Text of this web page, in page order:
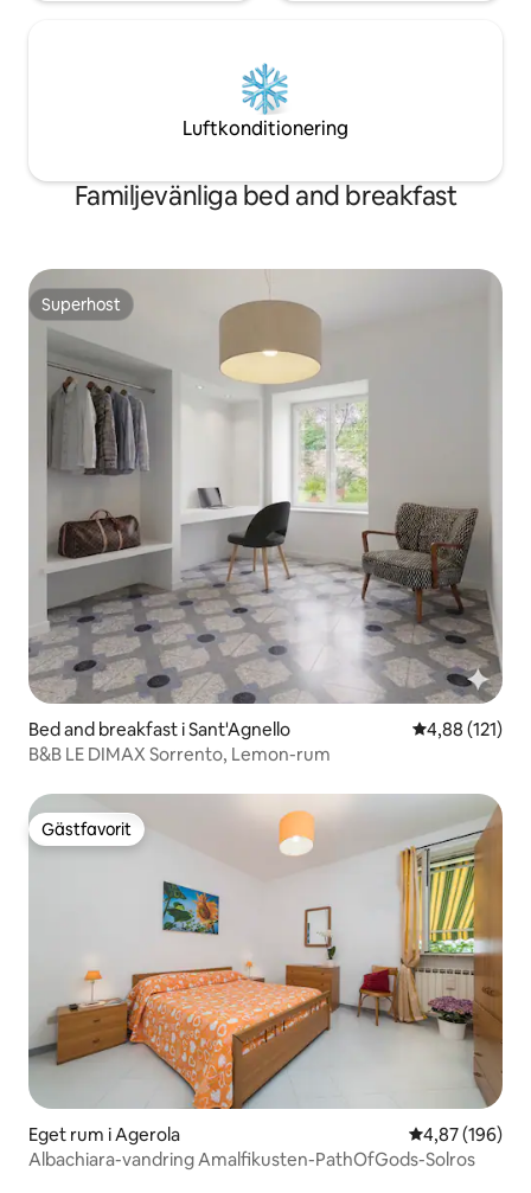
Luftkonditionering
Familjevänliga bed and breakfast
Superhost
Superhost
Bed and breakfast i Sant'Agnello 4,88 av 5 i
4,88 (121)
B&B LE DIMAX Sorrento, Lemon-rum
Gästfavorit
Gästfavorit
Eget rum i Agerola 4,87 av 5 i
4,87 (196)
Albachiara-vandring Amalfikusten-PathOfGods-Solros